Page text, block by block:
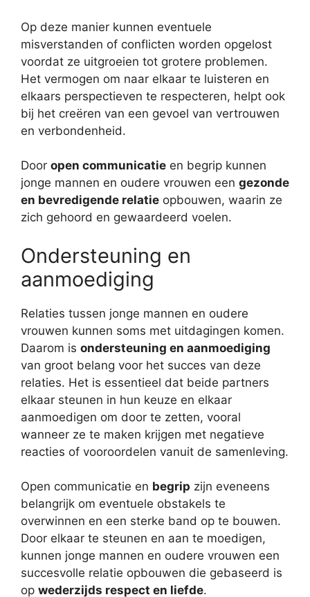
Op deze manier kunnen eventuele
misverstanden of conflicten worden opgelost
voordat ze uitgroeien tot grotere problemen.
Het vermogen om naar elkaar te luisteren en
elkaars perspectieven te respecteren, helpt ook
bij het creëren van een gevoel van vertrouwen
en verbondenheid.
Door open communicatie en begrip kunnen
jonge mannen en oudere vrouwen een gezonde
en bevredigende relatie opbouwen, waarin ze
zich gehoord en gewaardeerd voelen.
Ondersteuning en
aanmoediging
Relaties tussen jonge mannen en oudere
vrouwen kunnen soms met uitdagingen komen.
Daarom is ondersteuning en aanmoediging
van groot belang voor het succes van deze
relaties. Het is essentieel dat beide partners
elkaar steunen in hun keuze en elkaar
aanmoedigen om door te zetten, vooral
wanneer ze te maken krijgen met negatieve
reacties of vooroordelen vanuit de samenleving.
Open communicatie en begrip zijn eveneens
belangrijk om eventuele obstakels te
overwinnen en een sterke band op te bouwen.
Door elkaar te steunen en aan te moedigen,
kunnen jonge mannen en oudere vrouwen een
succesvolle relatie opbouwen die gebaseerd is
op wederzijds respect en liefde.